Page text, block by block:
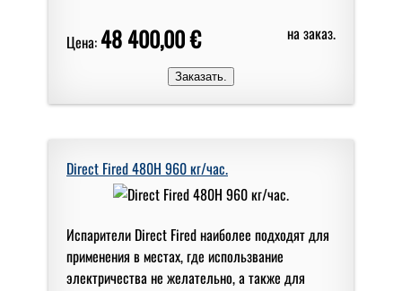
Цена: 48 400,00 € на заказ.
Direct Fired 480H 960 кг/чаc.
Испарители Direct Fired наиболее подходят для
применения в местах, где использвание
электричества не желательно, а также для